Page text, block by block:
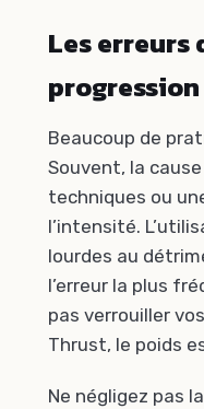
Les
progression
Beaucoup de
Souvent, la
techniques ou
l’intensité.
lourdes au
l’erreur la plus
pas verrouiller
Thrust, le poids
Ne négligez pas